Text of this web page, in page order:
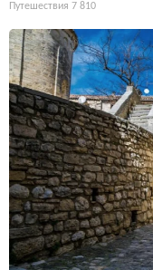
Путешествия 7 810